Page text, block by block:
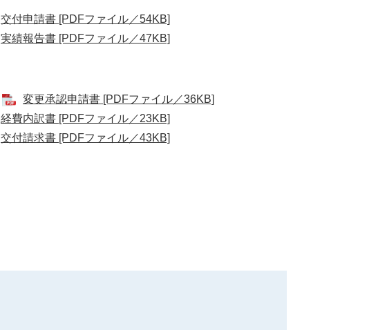
交付申請書 [PDFファイル／54KB]
実績報告書 [PDFファイル／47KB]
変更承認申請書 [PDFファイル／36KB]
経費内訳書 [PDFファイル／23KB]
交付請求書 [PDFファイル／43KB]